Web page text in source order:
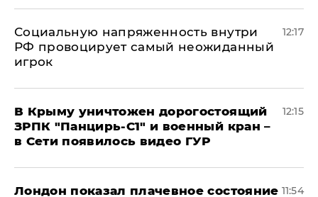
Социальную напряженность внутри
РФ провоцирует самый неожиданный
игрок
12:17
В Крыму уничтожен дорогостоящий
ЗРПК "Панцирь-С1" и военный кран –
в Сети появилось видео ГУР
12:15
Лондон показал плачевное состояние 11:54